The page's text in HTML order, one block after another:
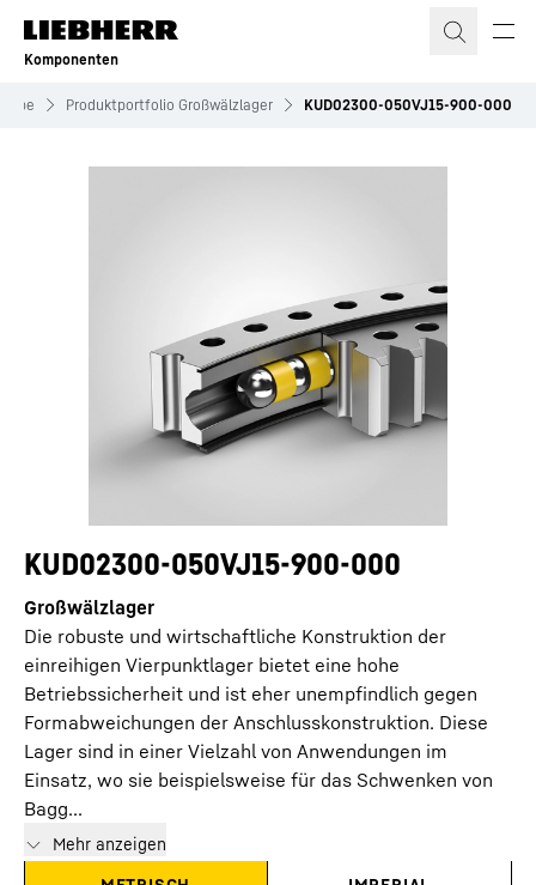
Zum Inhalt springen
Komponenten
Produktportfolio Großwälzlager KUD02300-050VJ15-900-000
KUD02300-050VJ15-900-000
Großwälzlager
Die robuste und wirtschaftliche Konstruktion der
einreihigen Vierpunktlager bietet eine hohe
Betriebssicherheit und ist eher unempfindlich gegen
Formabweichungen der Anschlusskonstruktion. Diese
Lager sind in einer Vielzahl von Anwendungen im
Einsatz, wo sie beispielsweise für das Schwenken von
Bagg...
Mehr anzeigen